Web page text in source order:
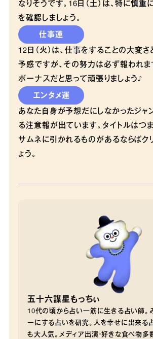
なりそうです。16日（土）は、特に慎重
を確認しましょう。
仕事運
12日（火）は、仕事をすることの大変
予感ですが、その努力は必ず報われま
ボーナスだと思って頑張りましょう♪
エンタメ運
あなた自身が予想だにしなかったジャ
る注意報が出ています。タイトルはつま
サムネに引かれるものがあるならばク
ょう。
五十六謀星もっちぃ
10代の頃から占い一筋に生きる占い師。
ーにする占いを研究。人を幸せに出来る
も大人気。メディア出演・好きな食べ物多